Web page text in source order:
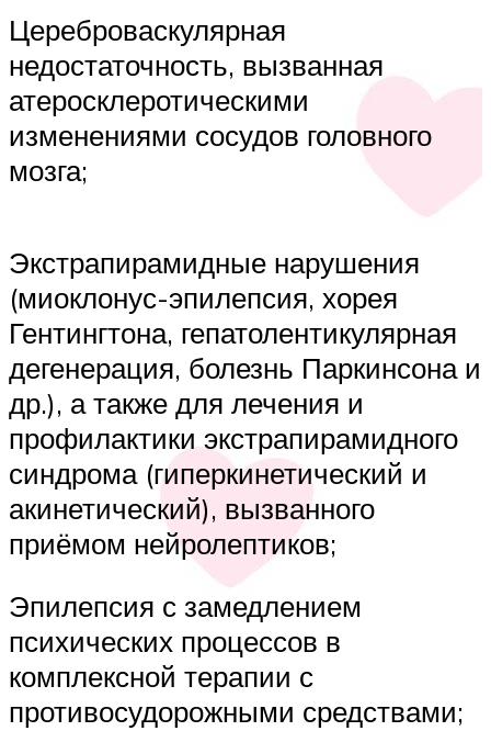
Цереброваскулярная
недостаточность, вызванная
атеросклеротическими
изменениями сосудов головного
мозга;
Экстрапирамидные нарушения
(миоклонус-эпилепсия, хорея
Гентингтона, гепатолентикулярная
дегенерация, болезнь Паркинсона и
др.), а также для лечения и
профилактики экстрапирамидного
синдрома (гиперкинетический и
акинетический), вызванного
приёмом нейролептиков;
Эпилепсия с замедлением
психических процессов в
комплексной терапии с
противосудорожными средствами;